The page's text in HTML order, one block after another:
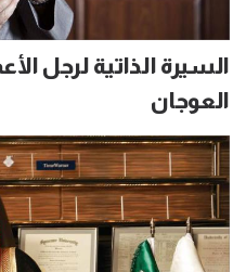
السيرة الذاتية لرجل
العوجان